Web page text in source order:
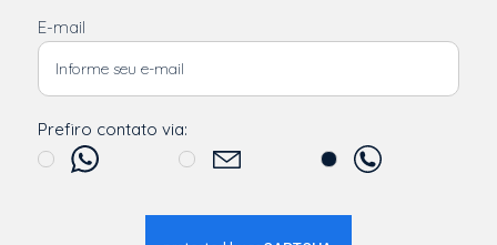
E-mail
Prefiro contato via: